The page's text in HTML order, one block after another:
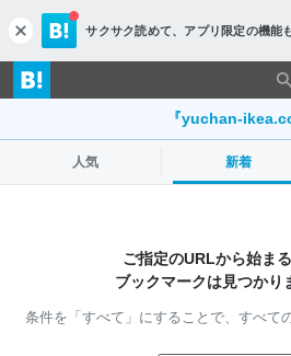
c
l
o
s
サクサク読めて、 アプリ限定の機能
『yuchan-
人気 新着
ご指定のURLから始ま
ブックマークは見つかり
条件を「すべて」にすることで、 すべて